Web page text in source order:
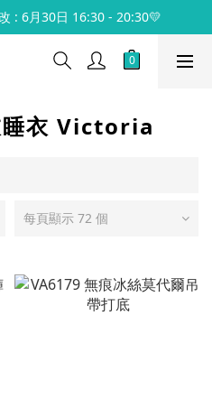
: 6月30日 16:30 - 20:30💛
衣 Victoria
每頁顯示 72 個